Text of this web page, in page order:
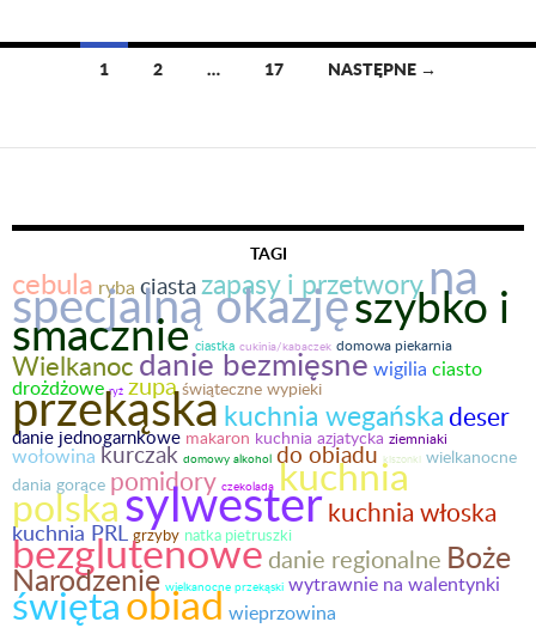
po
1 2 … 17 NASTĘPNE →
TAGI
cebula ryba ciastazapasy i przetwory na
specjalną okazjęszybko i
smacznie ciastka cukinia/kabaczek domowa piekarnia
Wielkanocdanie bezmięsnewigilia ciasto
drożdżowe ryż zupa świąteczne wypieki
przekąskakuchnia wegańska deser
danie jednogarnkowe makaron kuchnia azjatycka ziemniaki
wołowina kurczak domowy alkohol do obiadu kiszonki wielkanocne
dania gorące pomidory czekolada kuchnia
polskasylwesterkuchnia włoska
kuchnia PRL grzyby natka pietruszki
bezglutenowedanie regionalne Boże
Narodzenie wielkanocne przekąski wytrawnie na walentynki
świętaobiadwieprzowina